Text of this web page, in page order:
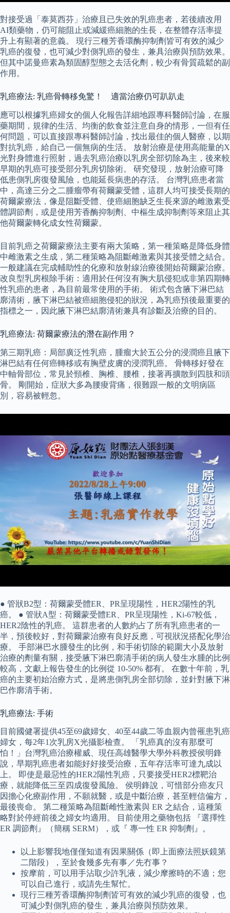
對接受過「泰莫西芬」治療且已失效的乳癌患者，若後續改用
AI類藥物，仍可能阻止或減緩癌細胞的生長，在整體存活率提
升上有顯著的意義。 現行三種芳香環酶抑制劑皆可有效的減少
乳癌的復發，也可減少對側乳癌的發生，兼具治療與預防效果。
但其中諾曼癌素為類固醇型態之去活化劑，較少有骨質疏鬆的副
作用。
乳癌療法: 乳癌骨轉移免驚！ 適當治療仍可趴趴走
應可以根據乳癌婦女的個人化報告詳細地跟專科醫師討論，在服
藥期間，規律的生活、均衡的飲食並注意自身的情形，一但有任
何問題，可以直接跟專科醫師討論，找出最佳的個人醫療，以期
對抗乳癌，給自己一個無病的生活。 放射治療是使用高能量的X
光對身體進行照射，過去乳癌治療以乳房全部切除為主，後來較
早期的乳癌可接受部分乳房切除術。 研究發現，放射治療可降
低患側乳房復發風險，也能延長病患的存活。 台灣乳癌患者當
中，高達三分之二腫瘤帶有荷爾蒙受體，這群人均可接受長期的
荷爾蒙療法，像是阻斷受體、使癌細胞缺乏生長來源的雌激素受
體調節劑，或是使用芳香酶抑制劑、中樞生成抑制劑等來阻止其
他荷爾蒙轉化成女性荷爾蒙。
目前乳癌之荷爾蒙療法主要有兩大策略，第一種策略是降低身體
中雌激素之生成，第二種策略為阻斷雌激素與其接受體之結合。
一般建議在完成輔助性的化療和放射線治療後開始荷爾蒙治療。
改良型乳房根除手術：適用於任何沒有胸大肌侵犯或非第四期轉
性乳癌的患者，為目前最常使用的手術。 術式包含腋下淋巴結
廓清術，腋下淋巴結被癌細胞侵犯的狀況，為乳癌預後最重要的
指標之一，因此腋下淋巴結廓清術兼具有診斷及治療的目的。
乳癌療法: 荷爾蒙療法的潛在副作用？
第三期乳癌：局部廣泛性乳癌，腫瘤大於五公分的浸潤癌且腋下
淋巴結有任何癌轉移或有胸壁皮膚的浸潤乳癌。 骨轉移好發在
中軸骨部位，常見於頸椎、胸椎、腰椎，接著再擴散到四肢和頭
骨。 剛開始，症狀大多為腰痠背痛，很難跟一般的文明病區
別，容易被輕忽。
● 管狀B2型：荷爾蒙受體ER、PR呈現陽性，HER2陽性的乳
癌。 ● 管狀A型：荷爾蒙受體ER、PR呈現陽性，Ki-67較低，
HER2陰性的乳癌。 這群患者的人數約占了所有乳癌患者的一
半，預後較好，對荷爾蒙治療有良好反應，可視狀況搭配化學治
療。 手部淋巴水腫發生的比例，和手術切除的範圍大小及放射
治療的劑量有關，接受腋下淋巴廓清手術的病人發生水腫的比例
較高，文獻上報告發生的比例從 10-50% 都有。 在數十年前，乳
癌的主要初始治療方式，是將患側乳房全部切除，並針對腋下淋
巴作廓清手術。
乳癌療法: 手術
目前國健署提供45至69歲婦女、40至44歲二等血親內曾罹患乳癌
婦女，每2年1次乳房X光攝影檢查。 「乳癌真的沒有那麼可
怕！」台灣乳癌治療權威、現任高雄醫學大學外科教授侯明鋒
說，早期乳癌患者如能好好接受治療，五年存活率可達九成以
上。 即使是最惡性的HER2陽性乳癌，只要接受HER2標靶治
療，就能降低三至四成復發風險。 侯明鋒說，可惜部分癌友只
因擔心化療副作用，不願就醫，或是中斷治療，甚至輕信偏方，
最後喪命。 第二種策略為阻斷雌性激素與 ER 之結合，這種策
略對於停經前後之婦女均適用。 目前使用之藥物包括 『選擇性
ER 調節劑』（簡稱 SERM），或『 專一性 ER 抑制劑』。
以上影響我地僅僅知道有因果關係（即上面療法照妖鏡第
二階段），至於食幾多先有事／先冇事？
按摩前，可以用手沾取少許乳液，減少摩擦時的不適；您
可以自己進行，或請先生幫忙。
現行三種芳香環酶抑制劑皆可有效的減少乳癌的復發，也
可減少對側乳癌的發生，兼具治療與預防效果。